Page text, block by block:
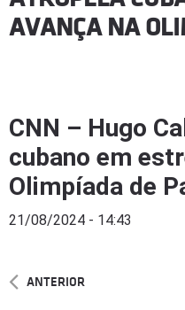
AVANÇA NA
CNN – Hugo
cubano em
Olimpíada de
21/08/2024 - 14:43
ANTERIOR